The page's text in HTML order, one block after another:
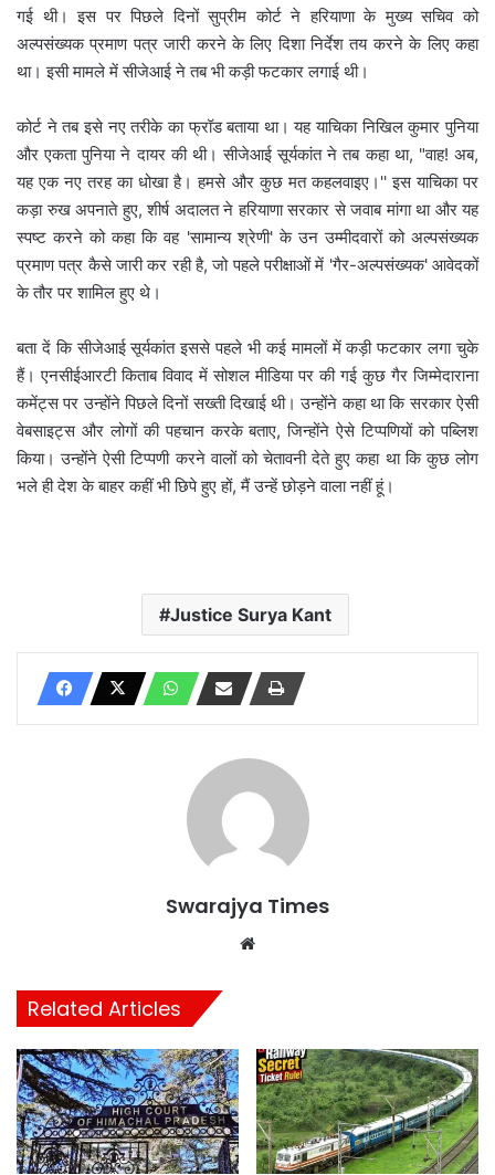
गई थी। इस पर पिछले दिनों सुप्रीम कोर्ट ने हरियाणा के मुख्य सचिव को
अल्पसंख्यक प्रमाण पत्र जारी करने के लिए दिशा निर्देश तय करने के लिए कहा
था। इसी मामले में सीजेआई ने तब भी कड़ी फटकार लगाई थी।
कोर्ट ने तब इसे नए तरीके का फ्रॉड बताया था। यह याचिका निखिल कुमार पुनिया
और एकता पुनिया ने दायर की थी। सीजेआई सूर्यकांत ने तब कहा था, "वाह! अब,
यह एक नए तरह का धोखा है। हमसे और कुछ मत कहलवाइए।'' इस याचिका पर
कड़ा रुख अपनाते हुए, शीर्ष अदालत ने हरियाणा सरकार से जवाब मांगा था और यह
स्पष्ट करने को कहा कि वह 'सामान्य श्रेणी' के उन उम्मीदवारों को अल्पसंख्यक
प्रमाण पत्र कैसे जारी कर रही है, जो पहले परीक्षाओं में 'गैर-अल्पसंख्यक' आवेदकों
के तौर पर शामिल हुए थे।
बता दें कि सीजेआई सूर्यकांत इससे पहले भी कई मामलों में कड़ी फटकार लगा चुके
हैं। एनसीईआरटी किताब विवाद में सोशल मीडिया पर की गई कुछ गैर जिम्मेदाराना
कमेंट्स पर उन्होंने पिछले दिनों सख्ती दिखाई थी। उन्होंने कहा था कि सरकार ऐसी
वेबसाइट्स और लोगों की पहचान करके बताए, जिन्होंने ऐसे टिप्पणियों को पब्लिश
किया। उन्होंने ऐसी टिप्पणी करने वालों को चेतावनी देते हुए कहा था कि कुछ लोग
भले ही देश के बाहर कहीं भी छिपे हुए हों, मैं उन्हें छोड़ने वाला नहीं हूं।
Justice Surya Kant
Swarajya Times
Related Articles